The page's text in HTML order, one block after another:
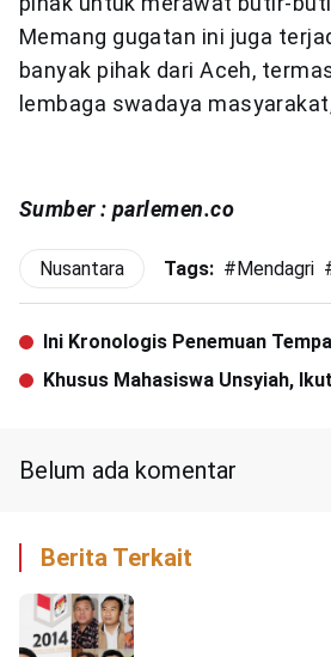
Memang gugatan ini juga
banyak pihak dari Aceh,
lembaga swadaya
Sumber : parlemen.co
Nusantara Tags: #Mendagri
Ini Kronologis Penemuan
Api di Aceh Utara
Khusus Mahasiswa Unsyiah,
Belum ada komentar
Berita Terkait